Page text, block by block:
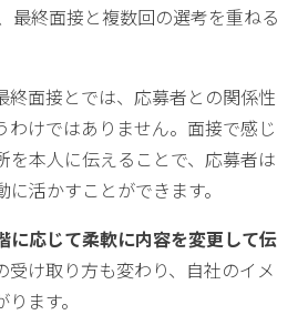
最終面接と複数回の選考を重ねる
終面接とでは、応募者との関係性
わけではありません。面接で感じ
を本人に伝えることで、応募者は
活かすことができます。
に応じて柔軟に内容を変更して伝
受け取り方も変わり、自社のイメ
ます。